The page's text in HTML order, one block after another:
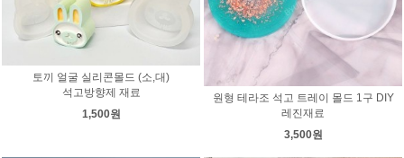
토끼 얼굴 실리콘몰드 (소,대)
석고방향제 재료
1,500원
원형 테라조 석고 트레이 몰드 1구 DIY
레진재료
3,500원